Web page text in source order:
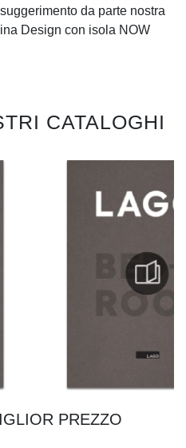
da parte nostra
Design con isola NOW
CATALOGHI
PREZZO